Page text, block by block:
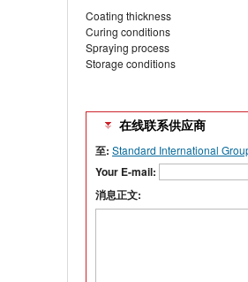
Coating thickness
Curing conditions
Spraying process
Storage conditions
在线联系供应商
至: Standard International
Your E-mail:
消息正文: